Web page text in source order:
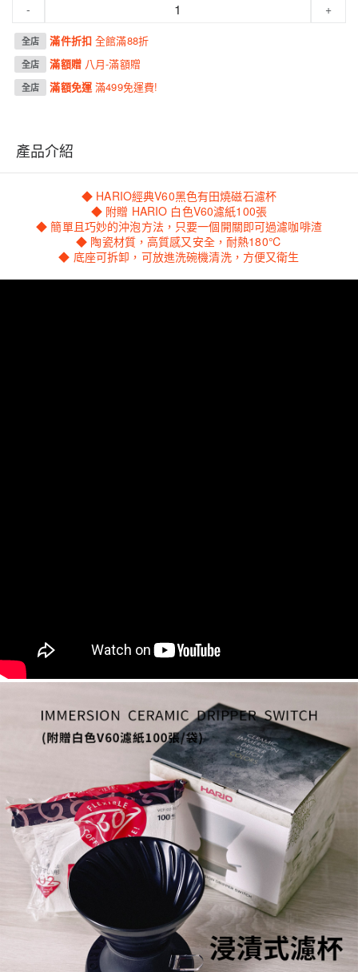
- +
全店 滿件折扣全館滿88折
全店 滿額贈 八月-滿額贈
全店 滿額免運滿499免運費!
產品介紹
◆ HARIO經典V60黑色有田燒磁石濾杯
◆ 附贈 HARIO 白色V60濾紙100張
◆ 簡單且巧妙的沖泡方法，只要一個開關即可過濾咖啡渣
◆ 陶瓷材質，高質感又安全，耐熱180℃
◆ 底座可拆卸，可放進洗碗機清洗，方便又衛生